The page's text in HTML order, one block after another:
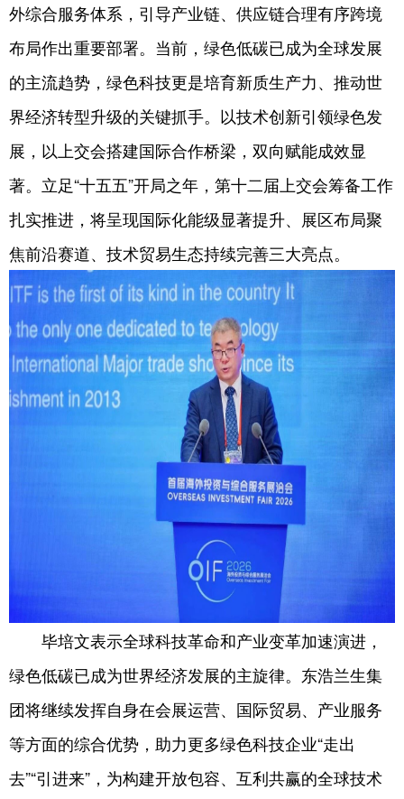
外综合服务体系，引导产业链、供应链合理有序跨境
布局作出重要部署。当前，绿色低碳已成为全球发展
的主流趋势，绿色科技更是培育新质生产力、推动世
界经济转型升级的关键抓手。以技术创新引领绿色发
展，以上交会搭建国际合作桥梁，双向赋能成效显
著。立足“十五五”开局之年，第十二届上交会筹备工作
扎实推进，将呈现国际化能级显著提升、展区布局聚
焦前沿赛道、技术贸易生态持续完善三大亮点。
毕培文表示全球科技革命和产业变革加速演进，
绿色低碳已成为世界经济发展的主旋律。东浩兰生集
团将继续发挥自身在会展运营、国际贸易、产业服务
等方面的综合优势，助力更多绿色科技企业“走出
去”“引进来”，为构建开放包容、互利共赢的全球技术